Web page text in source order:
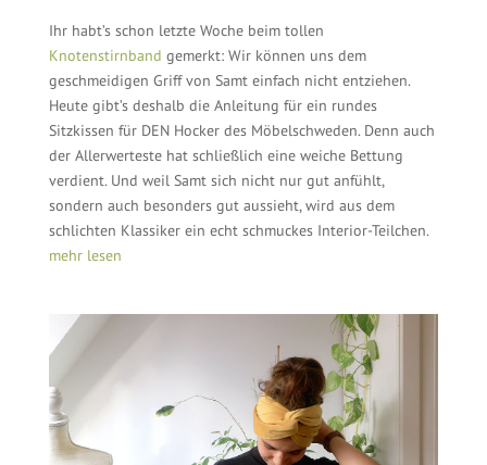
Ihr habt’s schon letzte Woche beim tollen
Knotenstirnband gemerkt: Wir können uns dem
geschmeidigen Griff von Samt einfach nicht entziehen.
Heute gibt’s deshalb die Anleitung für ein rundes
Sitzkissen für DEN Hocker des Möbelschweden. Denn auch
der Allerwerteste hat schließlich eine weiche Bettung
verdient. Und weil Samt sich nicht nur gut anfühlt,
sondern auch besonders gut aussieht, wird aus dem
schlichten Klassiker ein echt schmuckes Interior-Teilchen.
mehr lesen